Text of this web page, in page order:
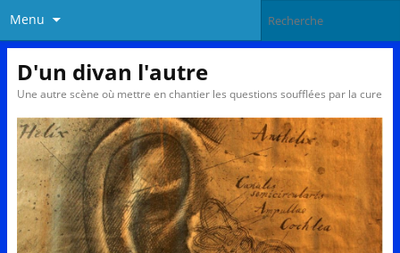
Menu
D'un divan l'autre
Une autre scène où mettre en chantier les questions soufflées par la cure